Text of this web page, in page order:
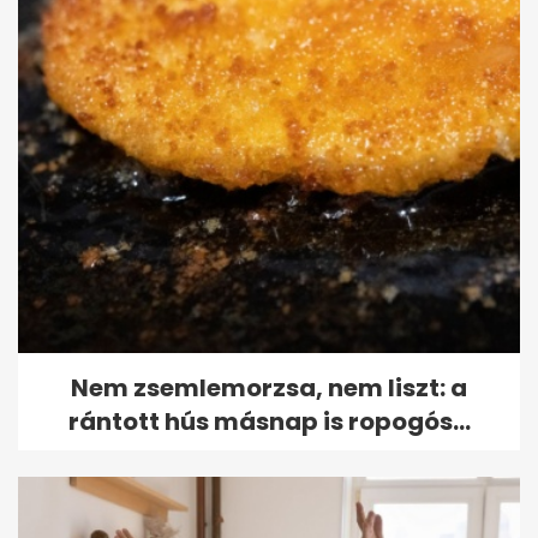
Nem zsemlemorzsa, nem liszt: a
rántott hús másnap is ropogós...